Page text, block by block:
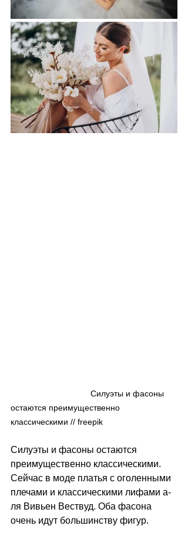
остаются преимущественно
классическими // freepik
Силуэты и фасоны остаются
преимущественно классическими.
Сейчас в моде платья с оголенными
плечами и классическими лифами а-
ля Вивьен Вествуд. Оба фасона
очень идут большинству фигур.